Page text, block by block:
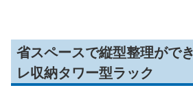
省スペースで縦型整理がで
レ収納タワー型ラック